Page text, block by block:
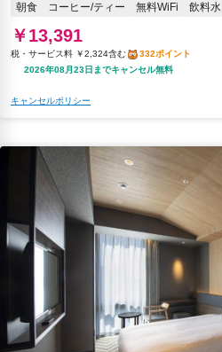
朝食 コーヒー/ティー 無料WiFi 飲料水
￥13,391
税・サービス料 ￥2,324含む
332ポイント
2026年08月23日までキャンセル無料
キャンセルポリシー